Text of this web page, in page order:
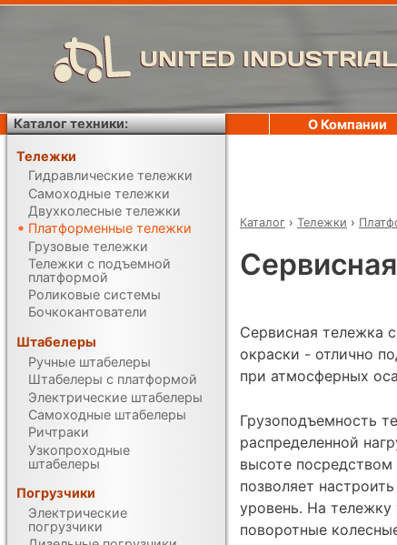
UNITED
Каталог › Тележки ›
Сервисная тележка
окраски - отлично
при атмосферных
Грузоподъемность
распределенной
высоте
позволяет
уровень. На
поворотные
О Компании
Каталог техники:
Тележки
Гидравлические тележки
Самоходные тележки
Двухколесные тележки
Платформенные тележки
Грузовые тележки
Тележки с подъемной
платформой
Роликовые системы
Бочкокантователи
Штабелеры
Ручные штабелеры
Штабелеры с платформой
Электрические штабелеры
Самоходные штабелеры
Ричтраки
Узкопроходные
штабелеры
Погрузчики
Электрические
погрузчики